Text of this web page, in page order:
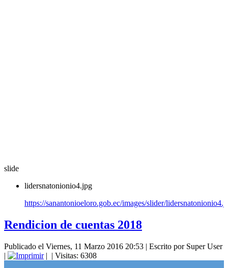
slide
lidersnatonionio4.jpg
https://sanantonioeloro.gob.ec/images/slider/
Rendicion de cuentas 2018
Publicado el Viernes, 11 Marzo 2016 20:53 | Escrito por Super User
|
| | Visitas: 6308